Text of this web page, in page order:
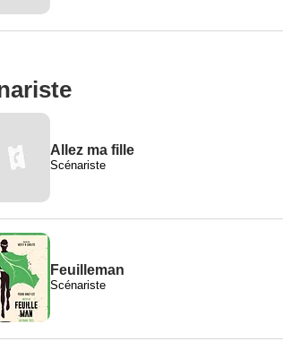
Allez ma fille
Scénariste
Feuilleman
Scénariste